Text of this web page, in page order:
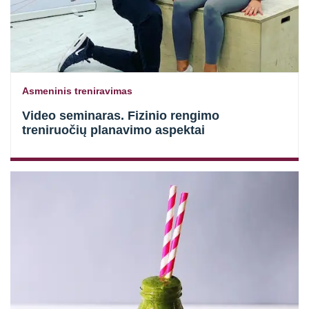
Asmeninis treniravimas
Video seminaras. Fizinio rengimo
treniruočių planavimo aspektai